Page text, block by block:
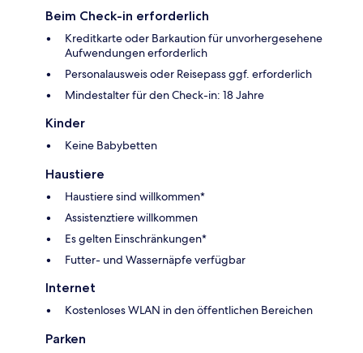
Beim Check-in erforderlich
Kreditkarte oder Barkaution für unvorhergesehene
Aufwendungen erforderlich
Personalausweis oder Reisepass ggf. erforderlich
Mindestalter für den Check-in: 18 Jahre
Kinder
Keine Babybetten
Haustiere
Haustiere sind willkommen*
Assistenztiere willkommen
Es gelten Einschränkungen*
Futter- und Wassernäpfe verfügbar
Internet
Kostenloses WLAN in den öffentlichen Bereichen
Parken